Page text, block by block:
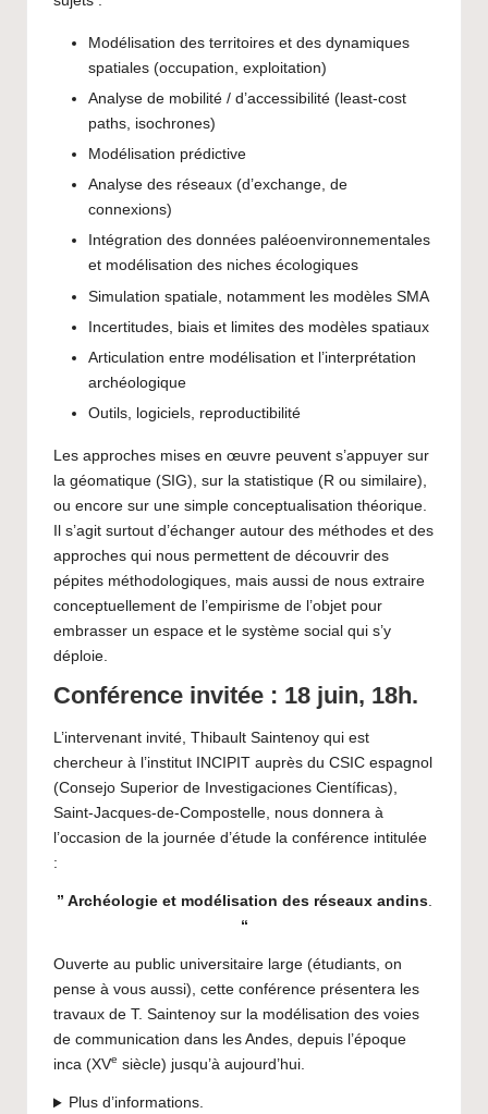
Modélisation des territoires et des dynamiques
spatiales (occupation, exploitation)
Analyse de mobilité / d’accessibilité (least-cost
paths, isochrones)
Modélisation prédictive
Analyse des réseaux (d’exchange, de
connexions)
Intégration des données paléoenvironnementales
et modélisation des niches écologiques
Simulation spatiale, notamment les modèles SMA
Incertitudes, biais et limites des modèles spatiaux
Articulation entre modélisation et l’interprétation
archéologique
Outils, logiciels, reproductibilité
Les approches mises en œuvre peuvent s’appuyer sur
la géomatique (SIG), sur la statistique (R ou similaire),
ou encore sur une simple conceptualisation théorique.
Il s’agit surtout d’échanger autour des méthodes et des
approches qui nous permettent de découvrir des
pépites méthodologiques, mais aussi de nous extraire
conceptuellement de l’empirisme de l’objet pour
embrasser un espace et le système social qui s’y
déploie.
Conférence invitée : 18 juin, 18h.
L’intervenant invité, Thibault Saintenoy qui est
chercheur à l’institut INCIPIT auprès du CSIC espagnol
(Consejo Superior de Investigaciones Científicas),
Saint-Jacques-de-Compostelle, nous donnera à
l’occasion de la journée d’étude la conférence intitulée
:
” Archéologie et modélisation des réseaux andins.
“
Ouverte au public universitaire large (étudiants, on
pense à vous aussi), cette conférence présentera les
travaux de T. Saintenoy sur la modélisation des voies
de communication dans les Andes, depuis l’époque
inca (XVe siècle) jusqu’à aujourd’hui.
Plus d’informations.